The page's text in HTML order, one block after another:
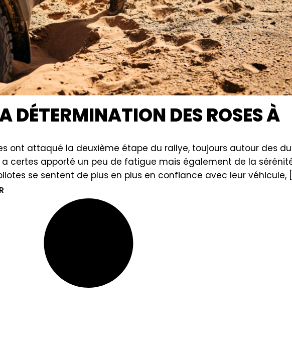
DÉTERMINATION DES ROSES À
ont attaqué la deuxième étape du rallye, toujours autour des
a certes apporté un peu de fatigue mais également de la
se sentent de plus en plus en confiance avec leur véhicule,